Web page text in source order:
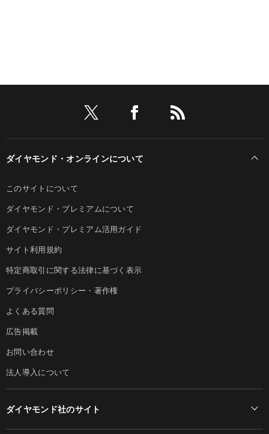
ダイヤモンド・オンラインについて
このサイトについて
ダイヤモンド・プレミアムについて
ダイヤモンド・プレミアム活用ガイド
サイト利用規約
特定商取引に関する法律に基づく表示
プライバシーポリシー・著作権
よくある質問
広告掲載
お問い合わせ
法人導入について
ダイヤモンド社のサイト